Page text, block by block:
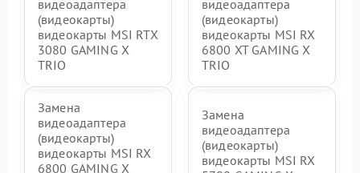
видеоадаптера
(видеокарты)
видеокарты MSI RTX
3080 GAMING X
TRIO
видеоадаптера
(видеокарты)
видеокарты MSI RX
6800 XT GAMING X
TRIO
Замена
видеоадаптера
(видеокарты)
видеокарты MSI RX
6800 GAMING X
Замена
видеоадаптера
(видеокарты)
видеокарты MSI RX